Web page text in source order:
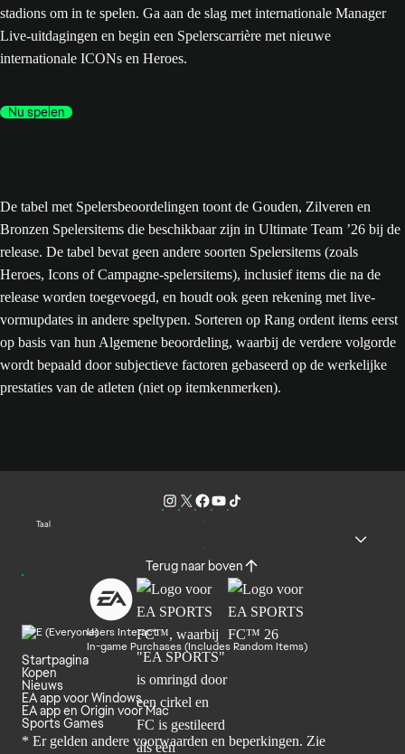
stadions om in te spelen. Ga aan de slag met internationale Manager
Live-uitdagingen en begin een Spelerscarrière met nieuwe
internationale ICONs en Heroes.
Nu spelen
De tabel met Spelersbeoordelingen toont de Gouden, Zilveren en
Bronzen Spelersitems die beschikbaar zijn in Ultimate Team ’26 bij de
release. De tabel bevat geen andere soorten Spelersitems (zoals
Heroes, Icons of Campagne-spelersitems), inclusief items die na de
release worden toegevoegd, en houdt ook geen rekening met live-
vormupdates in andere speltypen. Sorteren op Rang ordent items eerst
op basis van hun Algemene beoordeling, waarbij de verdere volgorde
wordt bepaald door subjectieve factoren gebaseerd op de werkelijke
prestaties van de atleten (niet op itemkenmerken).
Taal
Terug naar boven
Users Interact
In-game Purchases (Includes Random Items)
Startpagina
Kopen
Nieuws
EA app voor Windows
EA app en Origin voor Mac
Sports Games
* Er gelden andere voorwaarden en beperkingen. Zie